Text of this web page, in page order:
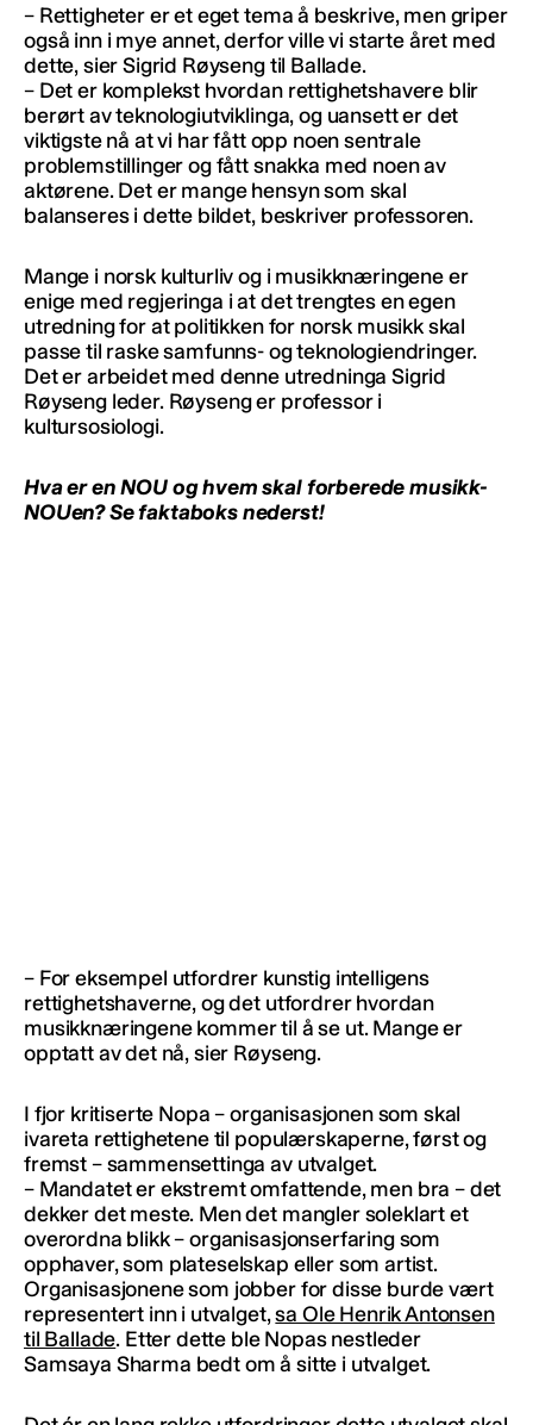
– Rettigheter er et eget tema å beskrive, men griper
også inn i mye annet, derfor ville vi starte året med
dette, sier Sigrid Røyseng til Ballade.
– Det er komplekst hvordan rettighetshavere blir
berørt av teknologiutviklinga, og uansett er det
viktigste nå at vi har fått opp noen sentrale
problemstillinger og fått snakka med noen av
aktørene. Det er mange hensyn som skal
balanseres i dette bildet, beskriver professoren.
Mange i norsk kulturliv og i musikknæringene er
enige med regjeringa i at det trengtes en egen
utredning for at politikken for norsk musikk skal
passe til raske samfunns- og teknologiendringer.
Det er arbeidet med denne utredninga Sigrid
Røyseng leder. Røyseng er professor i
kultursosiologi.
Hva er en NOU og hvem skal forberede musikk-
NOUen? Se faktaboks nederst!
– For eksempel utfordrer kunstig intelligens
rettighetshaverne, og det utfordrer hvordan
musikknæringene kommer til å se ut. Mange er
opptatt av det nå, sier Røyseng.
I fjor kritiserte Nopa – organisasjonen som skal
ivareta rettighetene til populærskaperne, først og
fremst – sammensettinga av utvalget.
– Mandatet er ekstremt omfattende, men bra – det
dekker det meste. Men det mangler soleklart et
overordna blikk – organisasjonserfaring som
opphaver, som plateselskap eller som artist.
Organisasjonene som jobber for disse burde vært
representert inn i utvalget,sa Ole Henrik Antonsen
til Ballade. Etter dette ble Nopas nestleder
Samsaya Sharma bedt om å sitte i utvalget.